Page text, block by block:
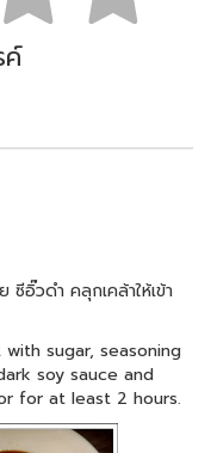
ค์
อิ๊วดำ คลุกเคล้าให้เข้า
sugar, seasoning
soy sauce and
for at least 2 hours.